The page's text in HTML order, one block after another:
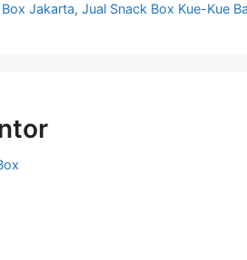
Jakarta,Jual Snack Box Kue-Kue